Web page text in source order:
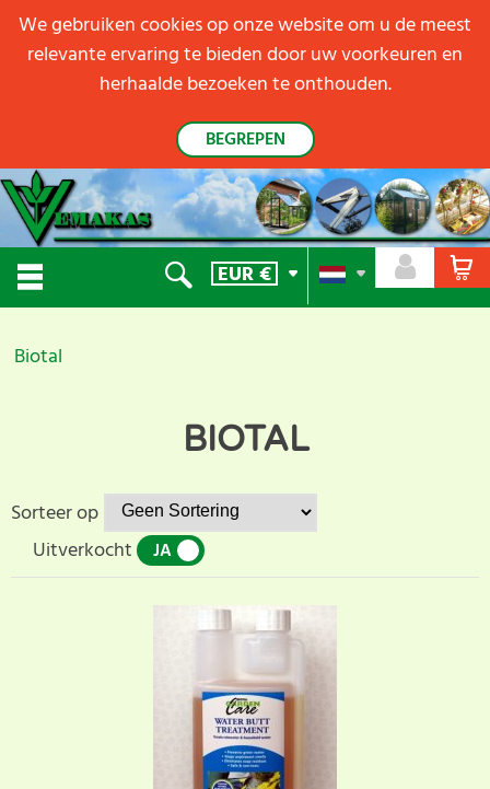
EUR€
Biotal
BIOTAL
Sorteer op
Uitverkocht
JA
We gebruiken cookies op onze website om u de meest
relevante ervaring te bieden door uw voorkeuren en
herhaalde bezoeken te onthouden.
BEGREPEN